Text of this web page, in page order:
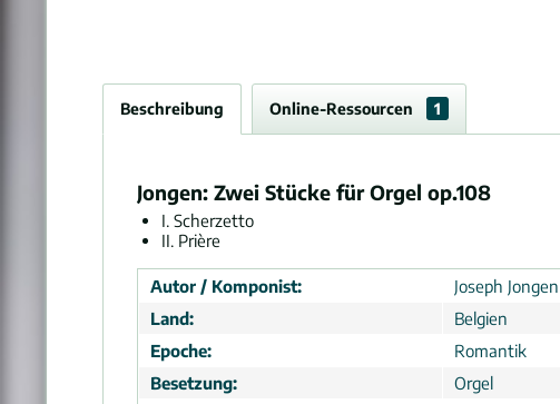
Beschreibung Online-Ressourcen 1
Jongen: Zwei Stücke für Orgel op.108
I. Scherzetto
II. Prière
Autor / Komponist:
Joseph
Land:
Belgien
Epoche:
Romantik
Besetzung:
Orgel